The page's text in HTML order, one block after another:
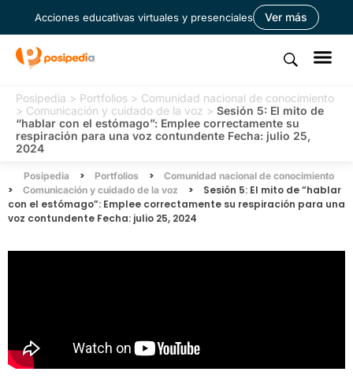
Acciones educativas virtuales y presenciales Ver más
Posipedia > Portfolios > Comunidad nacional de conocimiento
> Comunicación y cuidado de la voz > Sesión 5: El mito de
“hablar con el estómago”: Emplee correctamente su
respiración para una voz contundente Fecha: julio 25,
2024
Posipedia > Portfolios > Comunidad nacional de conocimiento
> Comunicación y cuidado de la voz >
Sesión 5: El mito de “hablar
con el estómago”: Emplee correctamente su respiración para una
voz contundente Fecha: julio 25, 2024